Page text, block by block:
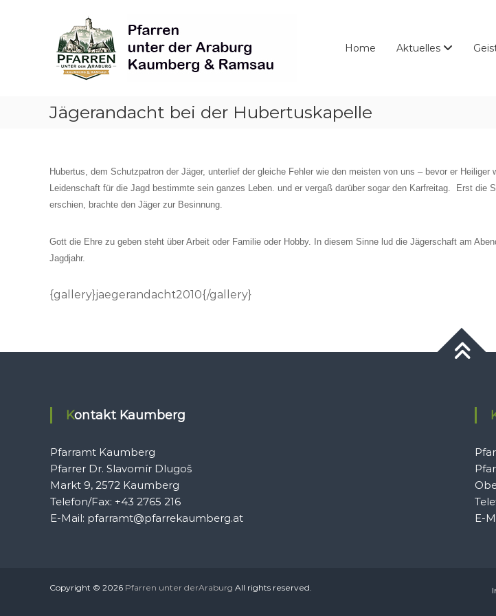
Pfarren
unter
derAraburg
in
Kaumberg
Home Aktuelles
Jägerandacht bei der Hubertuskapelle
Hubertus, dem Schutzpatron der Jäger, unterlief der gleiche Fehler wie den meisten von uns – bevor er
Leidenschaft für die Jagd bestimmte sein ganzes Leben. und er vergaß darüber sogar den Karfreitag. Erst
erschien, brachte den Jäger zur Besinnung.
Gott die Ehre zu geben steht über Arbeit oder Familie oder Hobby. In diesem Sinne lud die Jägerschaft am
Jagdjahr.
{gallery}jaegerandacht2010{/gallery}
Kontakt Kaumberg
Pfarramt Kaumberg
Pfarrer Dr. Slavomír Dlugoš
Markt 9, 2572 Kaumberg
Telefon/Fax: +43 2765 216
E-Mail: pfarramt@pfarrekaumberg.at
E-
Copyright © 2026 Pfarren unter derAraburg All rights reserved.